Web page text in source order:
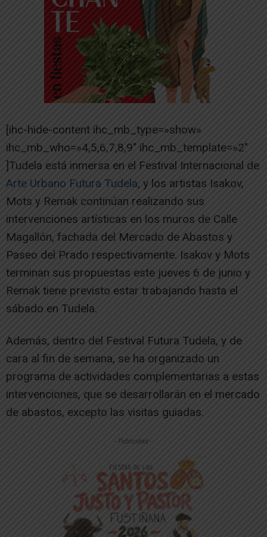
[ihc-hide-content ihc_mb_type=»show»
ihc_mb_who=»4,5,6,7,8,9″ ihc_mb_template=»2″
]Tudela está inmersa en el Festival Internacional de
Arte Urbano Futura Tudela, y los artistas Isakov,
Mots y Remak continúan realizando sus
intervenciones artísticas en los muros de Calle
Magallón, fachada del Mercado de Abastos y
Paseo del Prado respectivamente. Isakov y Mots
terminan sus propuestas este jueves 6 de junio y
Remak tiene previsto estar trabajando hasta el
sábado en Tudela.
Además, dentro del Festival Futura Tudela, y de
cara al fin de semana, se ha organizado un
programa de actividades complementarias a estas
intervenciones, que se desarrollarán en el mercado
de abastos, excepto las visitas guiadas.
-- Publicidad --